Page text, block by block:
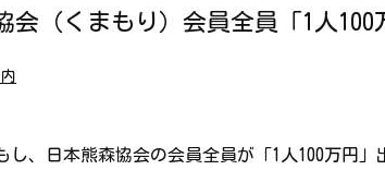
会（くまもり）会員全員「1人100
し、日本熊森協会の会員全員が「1人100万円